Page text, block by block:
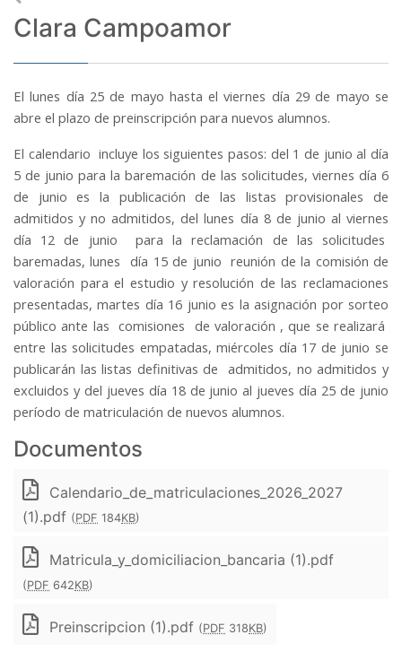
Clara Campoamor
El lunes día 25 de mayo hasta el viernes día 29 de mayo se
abre el plazo de preinscripción para nuevos alumnos.
El calendario incluye los siguientes pasos: del 1 de junio al día
5 de junio para la baremación de las solicitudes, viernes día 6
de junio es la publicación de las listas provisionales de
admitidos y no admitidos, del lunes día 8 de junio al viernes
día 12 de junio para la reclamación de las solicitudes
baremadas, lunes día 15 de junio reunión de la comisión de
valoración para el estudio y resolución de las reclamaciones
presentadas, martes día 16 junio es la asignación por sorteo
público ante las comisiones de valoración , que se realizará
entre las solicitudes empatadas, miércoles día 17 de junio se
publicarán las listas definitivas de admitidos, no admitidos y
excluidos y del jueves día 18 de junio al jueves día 25 de junio
período de matriculación de nuevos alumnos.
Documentos
Calendario_de_matriculaciones_2026_2027
(1).pdf (PDF 184KB)
Matricula_y_domiciliacion_bancaria (1).pdf
(PDF 642KB)
Preinscripcion (1).pdf (PDF 318KB)